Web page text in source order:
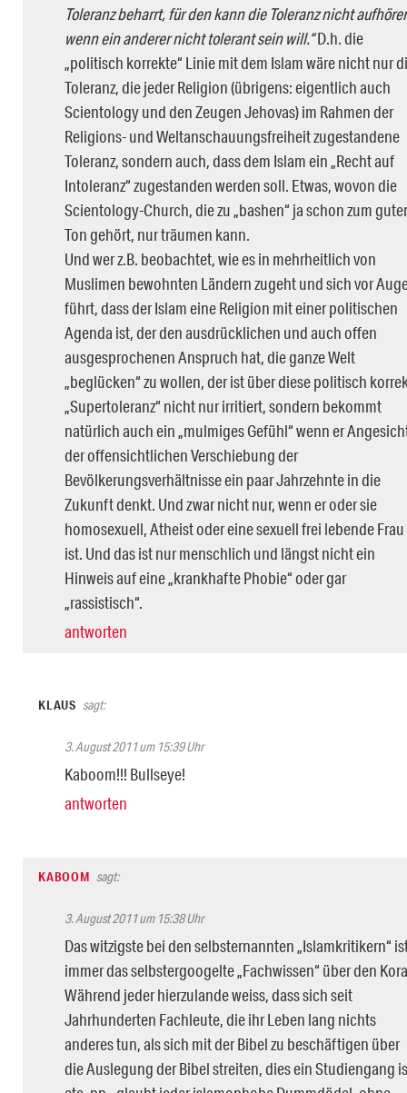
Toleranz beharrt, für den kann die Toleranz nicht
wenn ein anderer nicht tolerant sein will.“D.h. die
„politisch korrekte“ Linie mit dem Islam wäre nicht nur
Toleranz, die jeder Religion (übrigens: eigentlich auch
Scientology und den Zeugen Jehovas) im Rahmen der
Religions- und Weltanschauungsfreiheit zugestandene
Toleranz, sondern auch, dass dem Islam ein „Recht auf
Intoleranz“ zugestanden werden soll. Etwas, wovon die
Scientology-Church, die zu „bashen“ ja schon zum
Ton gehört, nur träumen kann.
Und wer z.B. beobachtet, wie es in mehrheitlich von
Muslimen bewohnten Ländern zugeht und sich vor
führt, dass der Islam eine Religion mit einer politischen
Agenda ist, der den ausdrücklichen und auch offen
ausgesprochenen Anspruch hat, die ganze Welt
„beglücken“ zu wollen, der ist über diese politisch
„Supertoleranz“ nicht nur irritiert, sondern bekommt
natürlich auch ein „mulmiges Gefühl“ wenn er
der offensichtlichen Verschiebung der
Bevölkerungsverhältnisse ein paar Jahrzehnte in die
Zukunft denkt. Und zwar nicht nur, wenn er oder sie
homosexuell, Atheist oder eine sexuell frei lebende Frau
ist. Und das ist nur menschlich und längst nicht ein
Hinweis auf eine „krankhafte Phobie“ oder gar
„rassistisch“.
antworten
KLAUS sagt:
3. August 2011 um 15:39 Uhr
Kaboom!!! Bullseye!
antworten
KABOOM sagt:
3. August 2011 um 15:38 Uhr
Das witzigste bei den selbsternannten „Islamkritikern“
immer das selbstergoogelte „Fachwissen“ über den
Während jeder hierzulande weiss, dass sich seit
Jahrhunderten Fachleute, die ihr Leben lang nichts
anderes tun, als sich mit der Bibel zu beschäftigen über
die Auslegung der Bibel streiten, dies ein Studiengang